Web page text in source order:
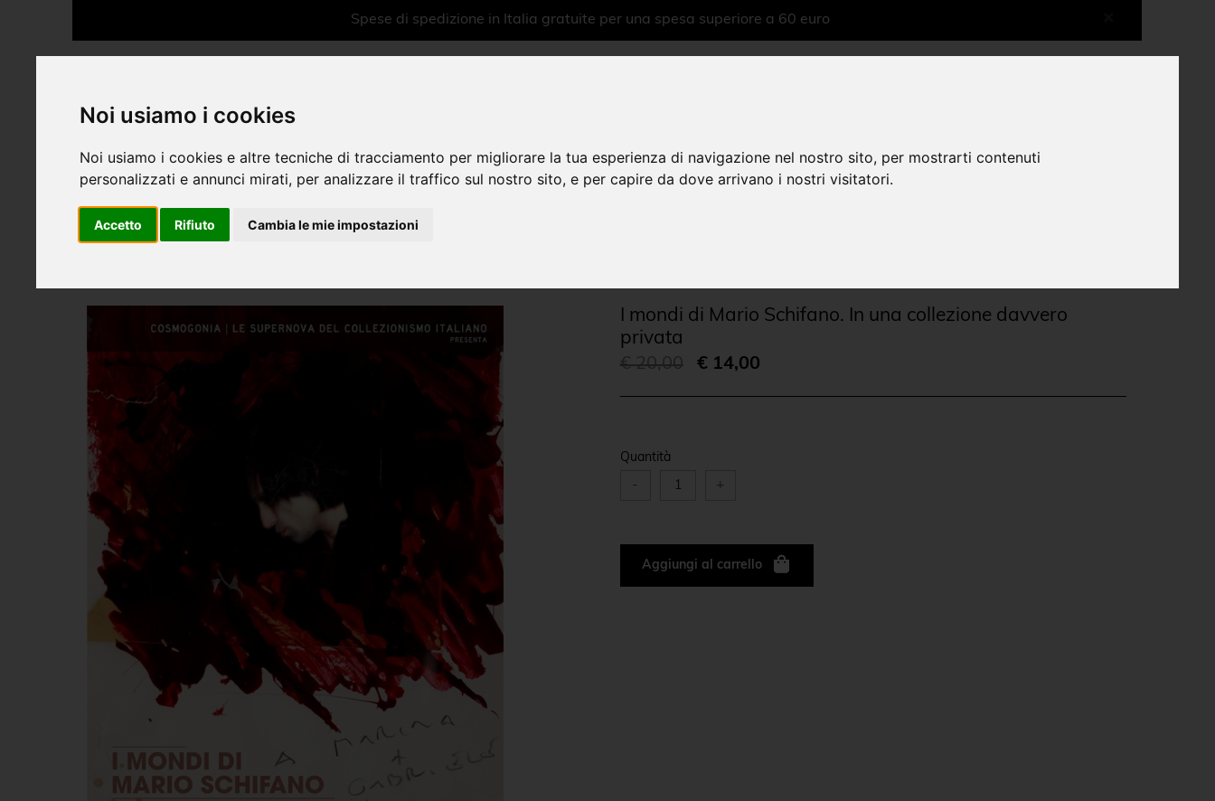
Noi usiamo i cookies
Noi usiamo i cookies e altre tecniche di tracciamento per migliorare la tua esperienza di navigazione nel nostro sito, per mostrarti contenuti
personalizzati e annunci mirati, per analizzare il traffico sul nostro sito, e per capire da dove arrivano i nostri visitatori.
Accetto Rifiuto Cambia le mie impostazioni
Spese di spedizione in Italia gratuite per una spesa superiore a 60 euro
Libri outlet
Libri vintage
I mondi di Mario Schifano. In una collezione davvero
privata
€ 20,00 € 14,00
Quantità
- +
Aggiungi al carrello